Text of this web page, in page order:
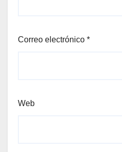
Correo electrónico *
Web